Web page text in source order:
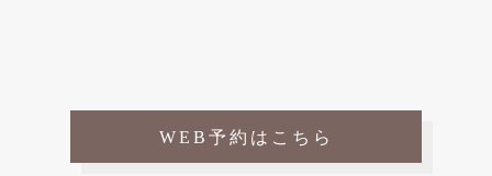
WEB予約はこちら